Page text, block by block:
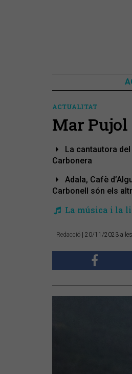
ACTUALITAT
Mar Pujol
La cantautora
Carbonera
Adala, Cafè
Carbonell són els
La música i la
Redacció | 20/11/2023 a